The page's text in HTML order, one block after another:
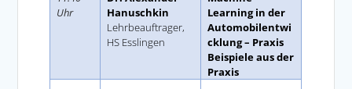
Uhr
Hanuschkin
Lehrbeauftrager,
HS Esslingen
Learning in der
Automobilentwi
cklung – Praxis
Beispiele aus der
Praxis